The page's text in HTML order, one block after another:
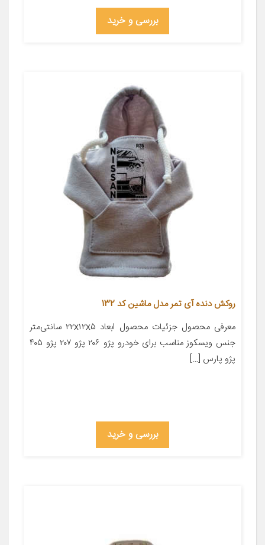
بررسی و خرید
روکش دنده آی تمر مدل ماشین کد 132
معرفی محصول جزئیات محصول ابعاد ۲۲x۱۲x۵ سانتی‌متر
جنس ویسکوز مناسب برای خودرو پژو ۲۰۶ پژو ۲۰۷ پژو ۴۰۵
پژو پارس […]
بررسی و خرید